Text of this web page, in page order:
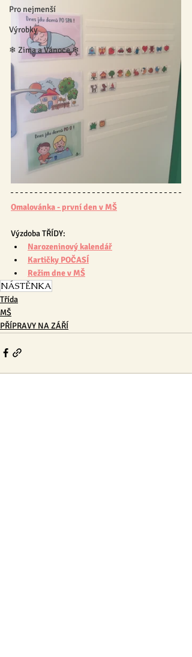
Pro nejmenší
Výrobky
❄ Zima a Vánoce ❄
Omalovánka - první den v MŠ
Výzdoba TŘÍDY:
Narozeninový kalendář
Kartičky POČASÍ
Režim dne v MŠ
NÁSTĚNKA
Třída
MŠ
PŘÍPRAVY NA ZÁŘÍ